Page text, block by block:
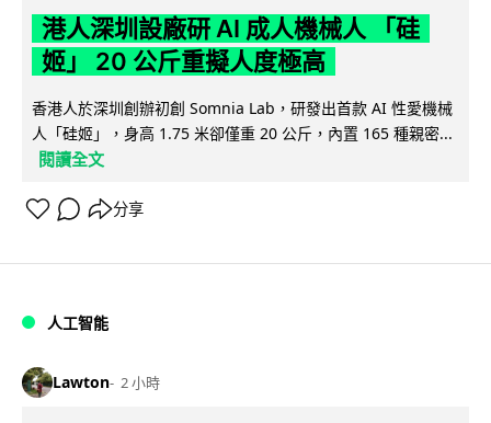
港人深圳設廠研 AI 成人機械人 「硅
姬」 20 公斤重擬人度極高
香港人於深圳創辦初創 Somnia Lab，研發出首款 AI 性愛機械
人「硅姬」，身高 1.75 米卻僅重 20 公斤，內置 165 種親密...
閱讀全文
分享
人工智能
Lawton 2 小時